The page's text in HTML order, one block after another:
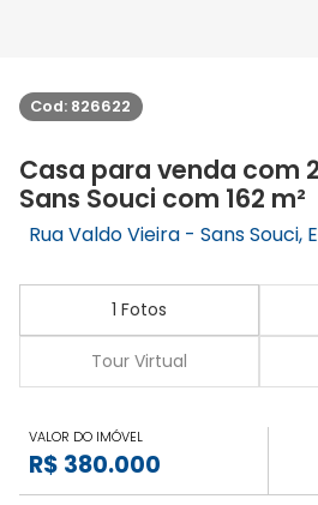
Cod: 826622
Casa para venda com
Sans Souci com 162 m²
Rua Valdo Vieira - Sans Souci,
1 Fotos
Tour Virtual
VALOR DO IMÓVEL
R$ 380.000